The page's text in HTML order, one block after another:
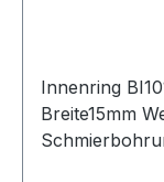
Innenring
Breite15mm